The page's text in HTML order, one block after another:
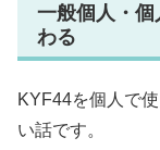
一般個人・
わる
KYF44を個人で
い話です。